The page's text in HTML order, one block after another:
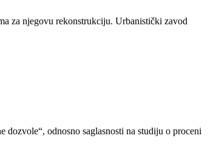
za njegovu rekonstrukciju. Urbanistički zavod
dozvole“, odnosno saglasnosti na studiju o proceni